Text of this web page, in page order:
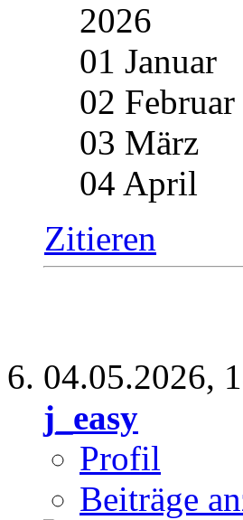
2026
01 Januar
02 Februar
03 März
04 April
Zitieren
04.05.2026,
j_easy
Profil
Beiträge